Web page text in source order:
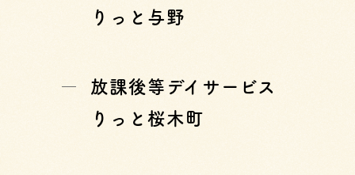
りっと与野
放課後等デイサービス
りっと桜木町